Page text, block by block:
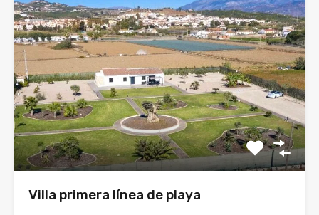
Villa primera línea de playa